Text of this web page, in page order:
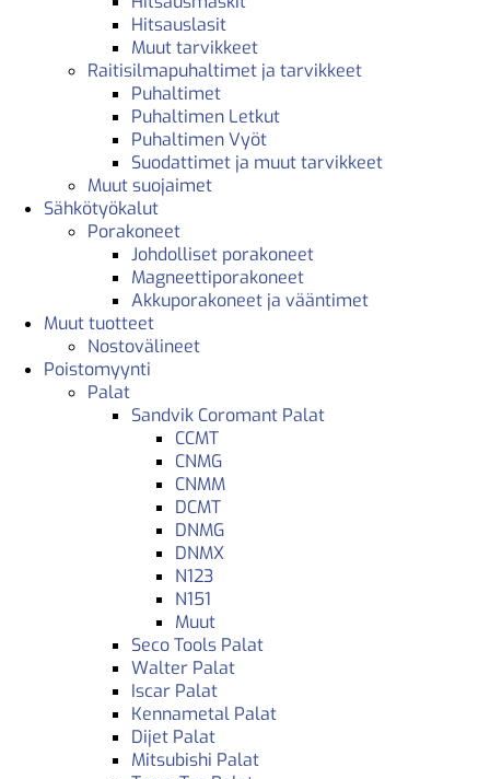
Hitsauslasit
Muut tarvikkeet
Raitisilmapuhaltimet ja tarvikkeet
Puhaltimet
Puhaltimen Letkut
Puhaltimen Vyöt
Suodattimet ja muut tarvikkeet
Muut suojaimet
Sähkötyökalut
Porakoneet
Johdolliset porakoneet
Magneettiporakoneet
Akkuporakoneet ja vääntimet
Muut tuotteet
Nostovälineet
Poistomyynti
Palat
Sandvik Coromant Palat
CCMT
CNMG
CNMM
DCMT
DNMG
DNMX
N123
N151
Muut
Seco Tools Palat
Walter Palat
Iscar Palat
Kennametal Palat
Dijet Palat
Mitsubishi Palat